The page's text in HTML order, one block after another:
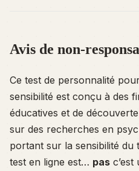
Avis de non-
Ce test de personnalité
sensibilité est conçu à des
éducatives et de découverte
sur des recherches en
portant sur la sensibilité du
test en ligne est… pas